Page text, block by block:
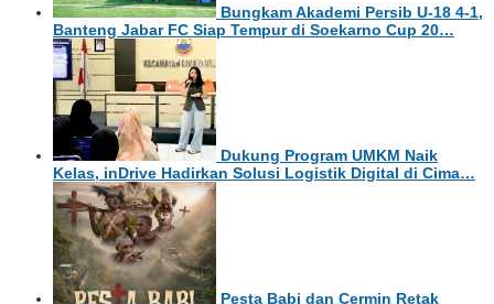
Bungkam Akademi Persib U-18 4-1,
Banteng Jabar FC Siap Tempur di Soekarno Cup 20…
Dukung Program UMKM Naik
Kelas, inDrive Hadirkan Solusi Logistik Digital di Cima…
Pesta Babi dan Cermin Retak